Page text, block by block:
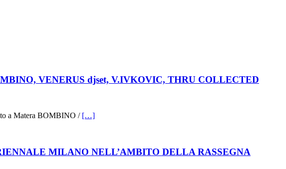
VENERUS djset, V.IVKOVIC, THRU COLLECTED
a Matera BOMBINO / […]
MILANO NELL’AMBITO DELLA RASSEGNA